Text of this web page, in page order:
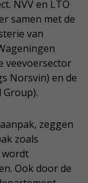
NVV en LTO
samen met de
van
veevoersector
Norsvin) en de
zeggen
zoals
wordt
Ook door de